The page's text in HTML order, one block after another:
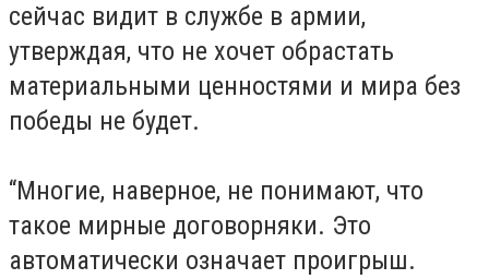
сейчас видит в службе в армии,
утверждая, что не хочет обрастать
материальными ценностями и мира без
победы не будет.
“Многие, наверное, не понимают, что
такое мирные договорняки. Это
автоматически означает проигрыш.